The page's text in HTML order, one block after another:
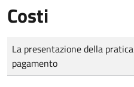
Costi
Tipo di pagamento
Importo
La presentazione della
pagamento